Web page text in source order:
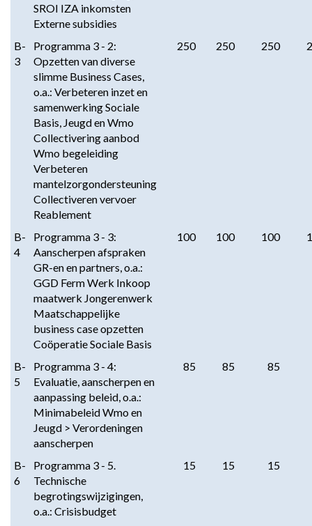
SROI IZA inkomsten
Externe subsidies
B-
3
Programma 3 - 2:
Opzetten van diverse
slimme Business Cases,
o.a.: Verbeteren inzet en
samenwerking Sociale
Basis, Jeugd en Wmo
Collectivering aanbod
Wmo begeleiding
Verbeteren
mantelzorgondersteuning
Collectiveren vervoer
Reablement
250 250 250
B-
4
Programma 3 - 3:
Aanscherpen afspraken
GR-en en partners, o.a.:
GGD Ferm Werk Inkoop
maatwerk Jongerenwerk
Maatschappelijke
business case opzetten
Coöperatie Sociale Basis
100 100 100
B-
5
Programma 3 - 4:
Evaluatie, aanscherpen en
aanpassing beleid, o.a.:
Minimabeleid Wmo en
Jeugd > Verordeningen
aanscherpen
85 85 85
B-
6
Programma 3 - 5.
Technische
begrotingswijzigingen,
o.a.: Crisisbudget
15 15 15